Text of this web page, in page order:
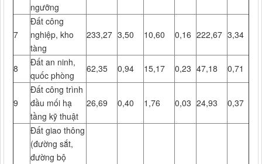
ngưỡng
7
Đất công
nghiệp, kho
tàng
233,27 3,50 10,60 0,16 222,67 3,34
8
Đất an ninh,
quốc phòng
62,35 0,94 15,17 0,23 47,18 0,71
9
Đất công trình
đầu mối hạ
tầng kỹ thuật
26,69 0,40 1,76 0,03 24,93 0,37
Đất giao thông
(đường sắt,
đường bộ